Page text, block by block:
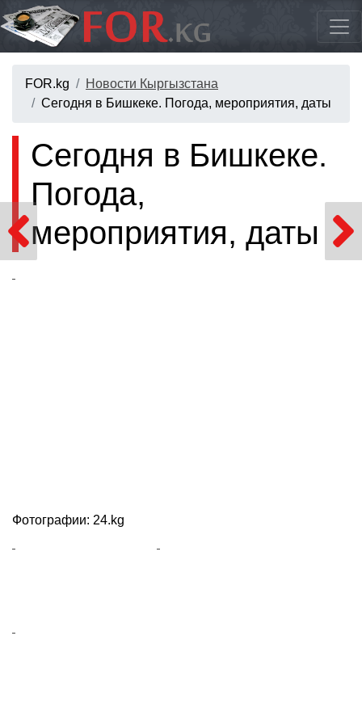
FOR.kg
Новости Кыргызстана
Сегодня в Бишкеке. Погода, мероприятия, даты
Сегодня в Бишкеке.
Погода,
мероприятия, даты
Фотографии: 24.kg